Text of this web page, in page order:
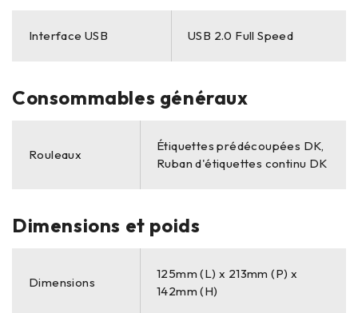
Interface USB USB 2.0 Full Speed
Consommables généraux
Rouleaux
Étiquettes prédécoupées DK,
Ruban d'étiquettes continu DK
Dimensions et poids
Dimensions
125mm (L) x 213mm (P) x
142mm (H)